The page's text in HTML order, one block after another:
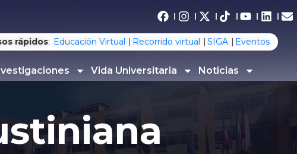
rápidos: Educación Virtual Recorrido virtual SIGA Eventos
Vida Universitaria Noticias